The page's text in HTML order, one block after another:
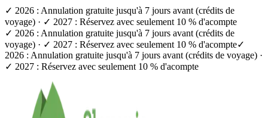
✓ 2026 : Annulation gratuite jusqu'à 7 jours avant (crédits de
voyage) · ✓ 2027 : Réservez avec seulement 10 % d'acompte
✓ 2026 : Annulation gratuite jusqu'à 7 jours avant (crédits de
voyage) · ✓ 2027 : Réservez avec seulement 10 % d'acompte✓
2026 : Annulation gratuite jusqu'à 7 jours avant (crédits de voyage) ·
✓ 2027 : Réservez avec seulement 10 % d'acompte